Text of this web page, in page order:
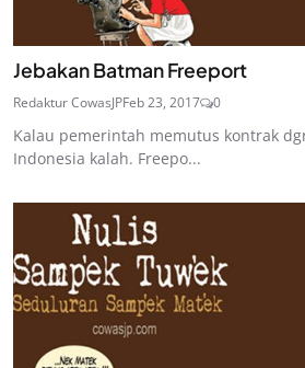
Jebakan Batman Freeport
Redaktur CowasJPFeb 23, 2017 0
Kalau pemerintah memutus kontrak
Indonesia kalah. Freepo...